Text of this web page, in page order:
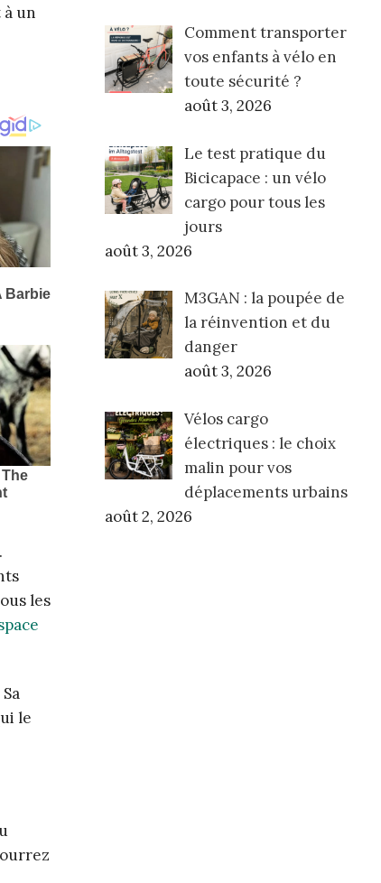
un
les
le
Comment transporter
vos enfants à vélo en
toute sécurité ?
août 3, 2026
Le test pratique du
Bicicapace : un vélo
cargo pour tous les
jours
août 3, 2026
M3GAN : la poupée de
la réinvention et du
danger
août 3, 2026
Vélos cargo
électriques : le choix
malin pour vos
déplacements urbains
août 2, 2026